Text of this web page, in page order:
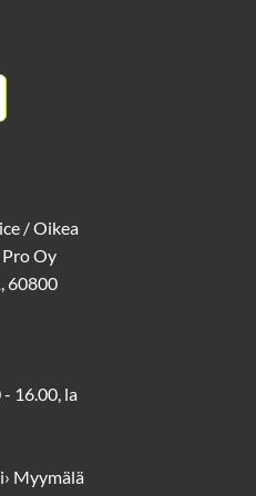
/ Oikea
Oy
60800
16.00, la
› Myymälä